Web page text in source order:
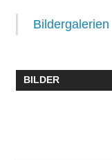
Bildergalerien
BILDER